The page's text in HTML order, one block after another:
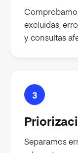
excluidas,
y consultas
3
Separamos